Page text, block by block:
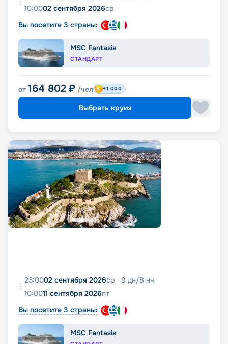
10:0002 сентября 2026ср
Вы посетите 3 страны:
MSC Fantasia
СТАНДАРТ
от 164 802 ₽ /чел +1 000
Выбрать круиз
23:0002 сентября 2026ср 9 дн/8 нч
10:0011 сентября 2026пт
Вы посетите 3 страны:
MSC Fantasia